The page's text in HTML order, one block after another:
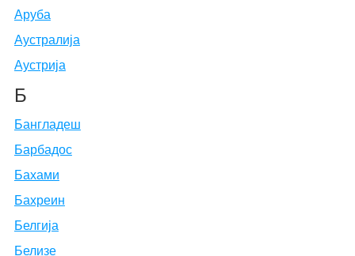
Аруба
Аустралија
Аустрија
Б
Бангладеш
Барбадос
Бахами
Бахреин
Белгија
Белизе